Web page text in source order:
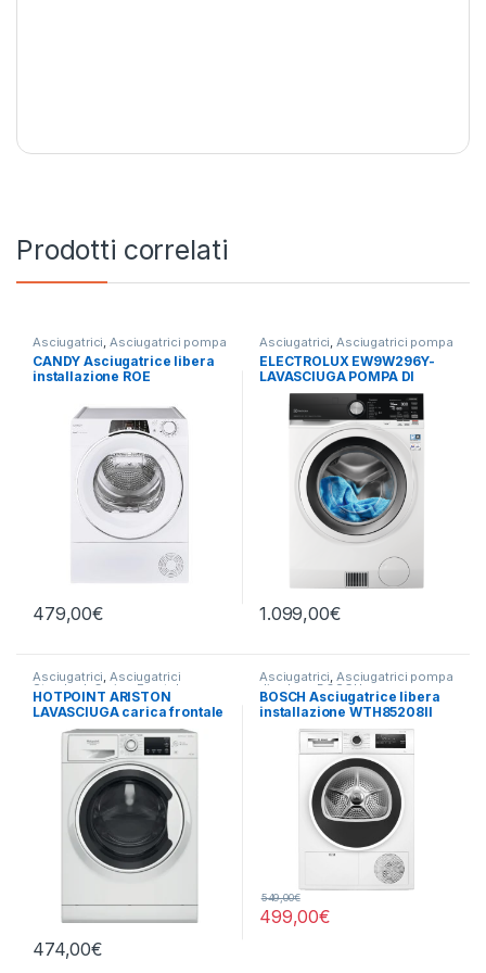
Prodotti correlati
Asciugatrici Asciugatrici pompa
di calore , Candy
CANDY Asciugatrice libera
installazione ROE
479,00€
Asciugatrici Asciugatrici pompa
di calore ,Carico Frontale,
Electrolux,Lavasciuga,Lavatrici
Libera Installazione
ELECTROLUX EW9W296Y-
LAVASCIUGA POMPA DI
CALORE 9+6 KG
1.099,00€
Asciugatrici,Asciugatrici
Standard, Carico Frontale
Hotpoint Ariston,Lavasciuga
Lavatrici, Libera Installazione,
HOTPOINT ARISTON
LAVASCIUGA carica frontale
NDBR 984469 WA IT 9/6KG
1400 GIRI
474,00€
Asciugatrici,Asciugatrici pompa
di calore ,BOSCH
BOSCH Asciugatrice libera
installazione WTH85208II
8KG E
499,00€
549,00€